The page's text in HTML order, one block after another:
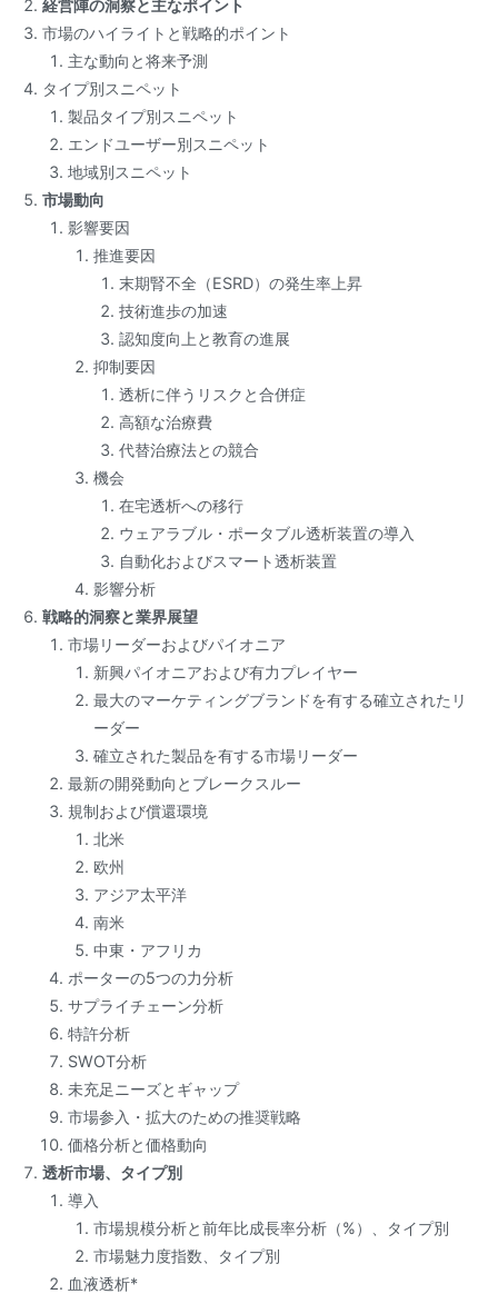
経営陣の洞察と主なポイント
市場のハイライトと戦略的ポイント
主な動向と将来予測
タイプ別スニペット
製品タイプ別スニペット
エンドユーザー別スニペット
地域別スニペット
市場動向
影響要因
推進要因
末期腎不全（ESRD）の発生率上昇
技術進歩の加速
認知度向上と教育の進展
抑制要因
透析に伴うリスクと合併症
高額な治療費
代替治療法との競合
機会
在宅透析への移行
ウェアラブル・ポータブル透析装置の導入
自動化およびスマート透析装置
影響分析
戦略的洞察と業界展望
市場リーダーおよびパイオニア
新興パイオニアおよび有力プレイヤー
最大のマーケティングブランドを有する確立されたリ
ーダー
確立された製品を有する市場リーダー
最新の開発動向とブレークスルー
規制および償還環境
北米
欧州
アジア太平洋
南米
中東・アフリカ
ポーターの5つの力分析
サプライチェーン分析
特許分析
SWOT分析
未充足ニーズとギャップ
市場参入・拡大のための推奨戦略
価格分析と価格動向
透析市場、タイプ別
導入
市場規模分析と前年比成長率分析（%）、タイプ別
市場魅力度指数、タイプ別
血液透析*